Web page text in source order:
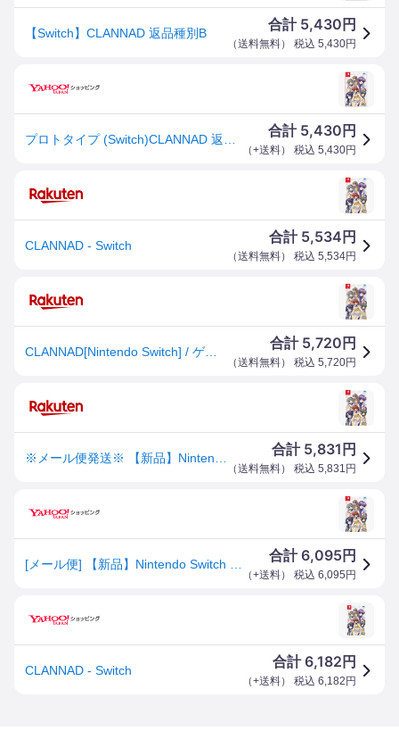
【Switch】CLANNAD 返品種別B
合計 5,430 円
（送料無料） 税込 5,430円
合計 5,430 円
（+送料） 税込 5,430円
CLANNAD - Switch
合計 5,534 円
（送料無料） 税込 5,534円
CLANNAD[Nintendo Switch] / ゲーム
合計 5,720 円
（送料無料） 税込 5,720円
合計 5,831 円
（送料無料） 税込 5,831 円
合計6,095円
（+送料） 税込 6,095 円
CLANNAD - Switch
合計6,182 円
（+送料） 税込 6,182 円